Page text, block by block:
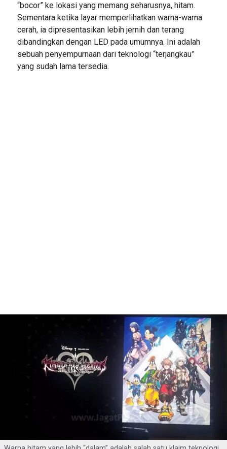
“bocor” ke lokasi yang memang seharusnya, hitam.
Sementara ketika layar memperlihatkan warna-warna
cerah, ia dipresentasikan lebih jernih dan terang
dibandingkan dengan LED pada umumnya. Ini adalah
sebuah penyempurnaan dari teknologi “terjangkau”
yang sudah lama tersedia.